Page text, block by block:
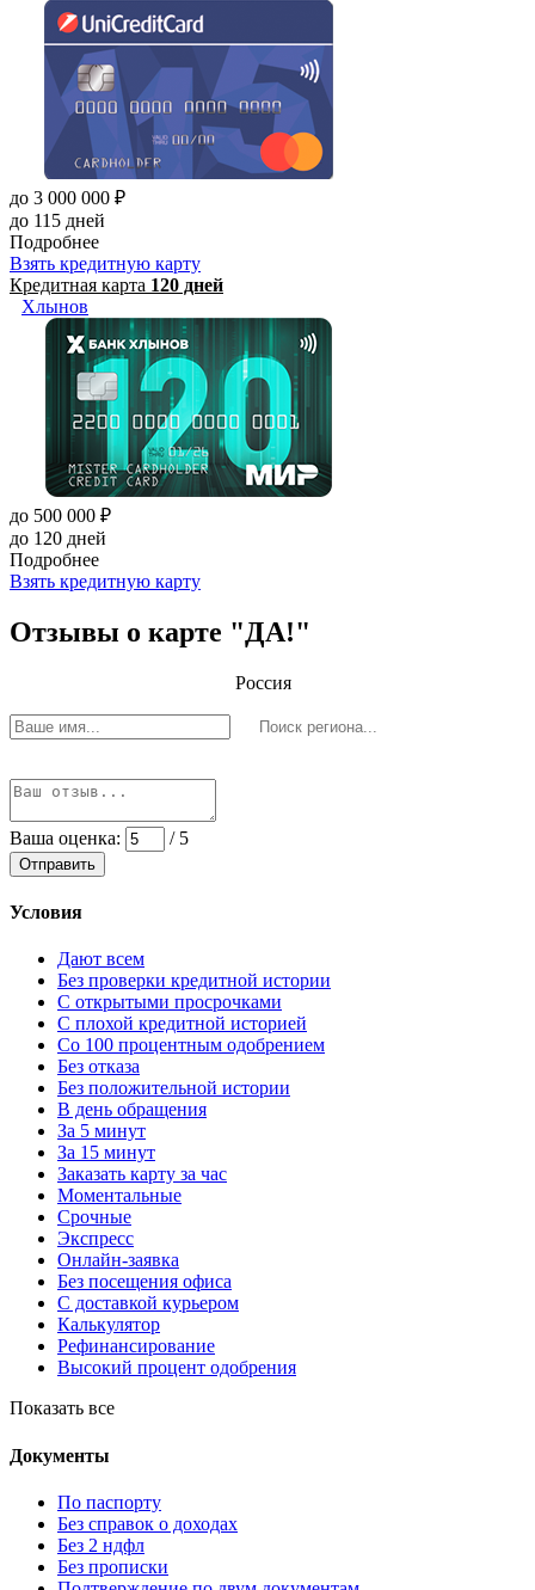
до 3 000 000 ₽
до 115 дней
Подробнее
Взять кредитную карту
Кредитная карта 120 дней
Хлынов
до 500 000 ₽
до 120 дней
Подробнее
Взять кредитную карту
Отзывы о карте "ДА!"
Россия
Ваша оценка: / 5
Отправить
Условия
Дают всем
Без проверки кредитной истории
С открытыми просрочками
С плохой кредитной историей
Со 100 процентным одобрением
Без отказа
Без положительной истории
В день обращения
За 5 минут
За 15 минут
Заказать карту за час
Моментальные
Срочные
Экспресс
Онлайн-заявка
Без посещения офиса
С доставкой курьером
Калькулятор
Рефинансирование
Высокий процент одобрения
Показать все
Документы
По паспорту
Без справок о доходах
Без 2 ндфл
Без прописки